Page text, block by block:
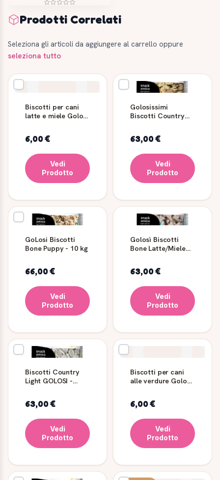
Prodotti Correlati
Seleziona gli articoli da aggiungere al carrello oppure
seleziona tutto
Biscotti per cani
latte e miele Golosi
6,00 €
Vedi
Prodotto
Golosissimi
Biscotti Country
kg - GOLOSI
63,00 €
Vedi
Prodotto
GoLosi Biscotti
Bone Puppy - 10 kg
66,00 €
Vedi
Prodotto
Golosì Biscotti
Bone Latte/Miele
63,00 €
Vedi
Prodotto
Biscotti Country
Light GOLOSI -
63,00 €
Vedi
Prodotto
Biscotti per cani
alle verdure Golosi
6,00 €
Vedi
Prodotto